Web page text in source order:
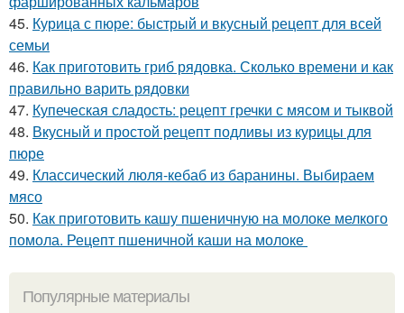
45. Курица с пюре: быстрый и вкусный рецепт для всей
семьи
46. Как приготовить гриб рядовка. Сколько времени и как
правильно варить рядовки
47. Купеческая сладость: рецепт гречки с мясом и тыквой
48. Вкусный и простой рецепт подливы из курицы для
пюре
49. Классический люля-кебаб из баранины. Выбираем
мясо
50. Как приготовить кашу пшеничную на молоке мелкого
помола. Рецепт пшеничной каши на молоке
Популярные материалы